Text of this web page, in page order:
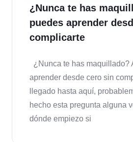
¿Nunca te has
puedes aprender
complicarte
¿Nunca te has maquillado?
aprender desde cero sin
llegado hasta aquí,
hecho esta pregunta alguna
dónde empiezo si